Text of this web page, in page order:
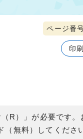
ページ番
印刷
R）」が必要です。
（無料）してくださ